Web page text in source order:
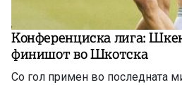
Конференциска лига:
финишот во Шкотска
Со гол примен во последната